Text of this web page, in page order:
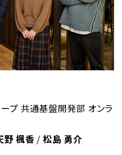
プ 共通基盤開発部 オンラ
野 楓香 / 松島 勇介